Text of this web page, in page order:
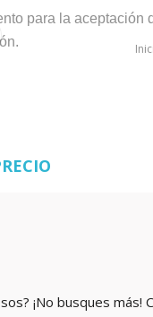
para la aceptación
¡No busques más!